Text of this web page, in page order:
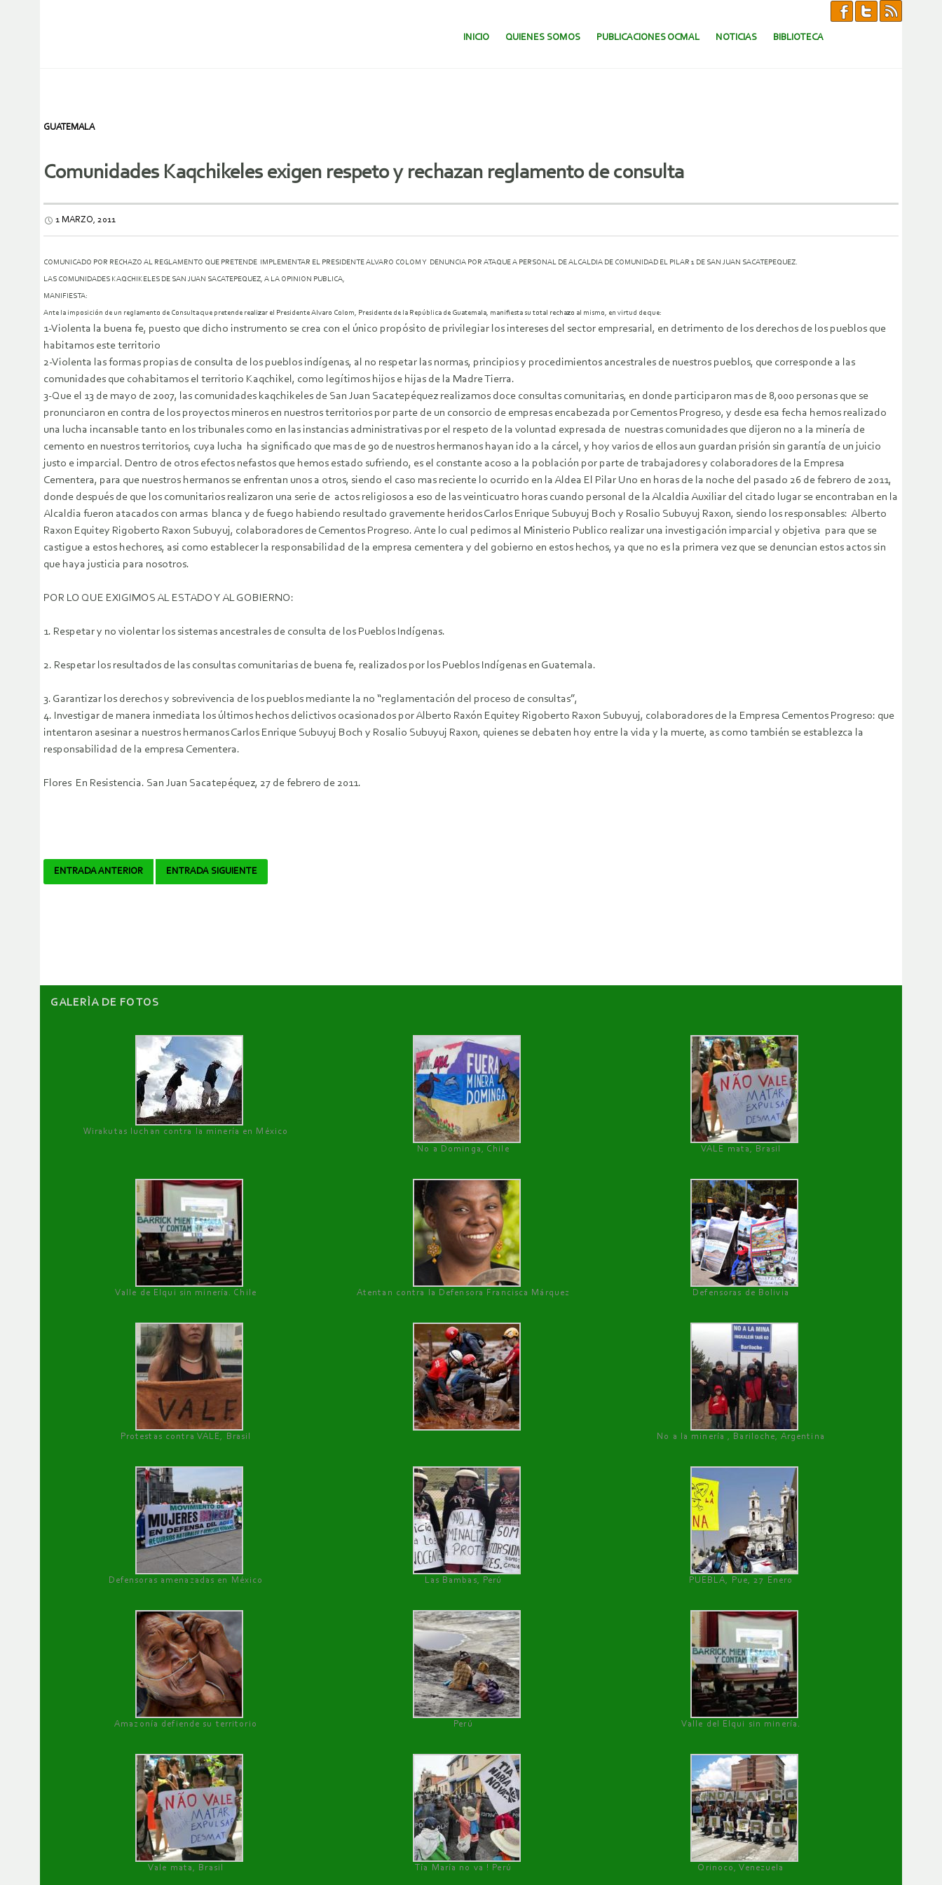
SALTAR AL CONTENIDO.
INICIO QUIENES SOMOS PUBLICACIONES OCMAL NOTICIAS BIBLIOTECA
GUATEMALA
Comunidades Kaqchikeles exigen respeto y rechazan reglamento de consulta
1 MARZO, 2011
COMUNICADO POR RECHAZO AL REGLAMENTO QUE PRETENDE IMPLEMENTAR EL PRESIDENTE ALVARO COLOM Y DENUNCIA POR ATAQUE A PERSONAL DE ALCALDIA DE COMUNIDAD EL PILAR 1 DE SAN JUAN SACATEPEQUEZ.
LAS COMUNIDADES KAQCHIKELES DE SAN JUAN SACATEPEQUEZ, A LA OPINION PUBLICA,
MANIFIESTA:
Ante la imposición de un reglamento de Consulta que pretende realizar el Presidente Alvaro Colom, Presidente de la República de Guatemala, manifiesta su total rechazo al mismo, en virtud de que:
1-Violenta la buena fe, puesto que dicho instrumento se crea con el único propósito de privilegiar los intereses del sector empresarial, en detrimento de los derechos de los pueblos que
habitamos este territorio
2-Violenta las formas propias de consulta de los pueblos indígenas, al no respetar las normas, principios y procedimientos ancestrales de nuestros pueblos, que corresponde a las
comunidades que cohabitamos el territorio Kaqchikel, como legítimos hijos e hijas de la Madre Tierra.
3-Que el 13 de mayo de 2007, las comunidades kaqchikeles de San Juan Sacatepéquez realizamos doce consultas comunitarias, en donde participaron mas de 8,000 personas que se
pronunciaron en contra de los proyectos mineros en nuestros territorios por parte de un consorcio de empresas encabezada por Cementos Progreso, y desde esa fecha hemos realizado
una lucha incansable tanto en los tribunales como en las instancias administrativas por el respeto de la voluntad expresada de nuestras comunidades que dijeron no a la minería de
cemento en nuestros territorios, cuya lucha ha significado que mas de 90 de nuestros hermanos hayan ido a la cárcel, y hoy varios de ellos aun guardan prisión sin garantía de un juicio
justo e imparcial. Dentro de otros efectos nefastos que hemos estado sufriendo, es el constante acoso a la población por parte de trabajadores y colaboradores de la Empresa
Cementera, para que nuestros hermanos se enfrentan unos a otros, siendo el caso mas reciente lo ocurrido en la Aldea El Pilar Uno en horas de la noche del pasado 26 de febrero de 2011,
donde después de que los comunitarios realizaron una serie de actos religiosos a eso de las veinticuatro horas cuando personal de la Alcaldia Auxiliar del citado lugar se encontraban en la
Alcaldia fueron atacados con armas blanca y de fuego habiendo resultado gravemente heridos Carlos Enrique Subuyuj Boch y Rosalio Subuyuj Raxon, siendo los responsables: Alberto
Raxon Equitey Rigoberto Raxon Subuyuj, colaboradores de Cementos Progreso. Ante lo cual pedimos al Ministerio Publico realizar una investigación imparcial y objetiva para que se
castigue a estos hechores, asi como establecer la responsabilidad de la empresa cementera y del gobierno en estos hechos, ya que no es la primera vez que se denuncian estos actos sin
que haya justicia para nosotros.
POR LO QUE EXIGIMOS AL ESTADO Y AL GOBIERNO:
1. Respetar y no violentar los sistemas ancestrales de consulta de los Pueblos Indígenas.
2. Respetar los resultados de las consultas comunitarias de buena fe, realizados por los Pueblos Indígenas en Guatemala.
3. Garantizar los derechos y sobrevivencia de los pueblos mediante la no “reglamentación del proceso de consultas”,
4. Investigar de manera inmediata los últimos hechos delictivos ocasionados por Alberto Raxón Equitey Rigoberto Raxon Subuyuj, colaboradores de la Empresa Cementos Progreso: que
intentaron asesinar a nuestros hermanos Carlos Enrique Subuyuj Boch y Rosalio Subuyuj Raxon, quienes se debaten hoy entre la vida y la muerte, as como también se establezca la
responsabilidad de la empresa Cementera.
Flores En Resistencia. San Juan Sacatepéquez, 27 de febrero de 2011.
Navegador
ENTRADA ANTERIOR ENTRADA SIGUIENTE
GALERÌA DE FOTOS
Wirakutas luchan contra la minería en México
No a Dominga, Chile
VALE mata, Brasil
Valle de Elqui sin minería. Chile Atentan contra la Defensora Francisca Márquez Defensoras de Bolivia
Protestas contra VALE, Brasil No a la minería , Bariloche, Argentina
Defensoras amenazadas en México Las Bambas, Perú PUEBLA, Pue, 27 Enero
Amazonía defiende su territorio Perú Valle del Elqui sin minería.
Vale mata, Brasil Tía María no va ! Perú Orinoco, Venezuela